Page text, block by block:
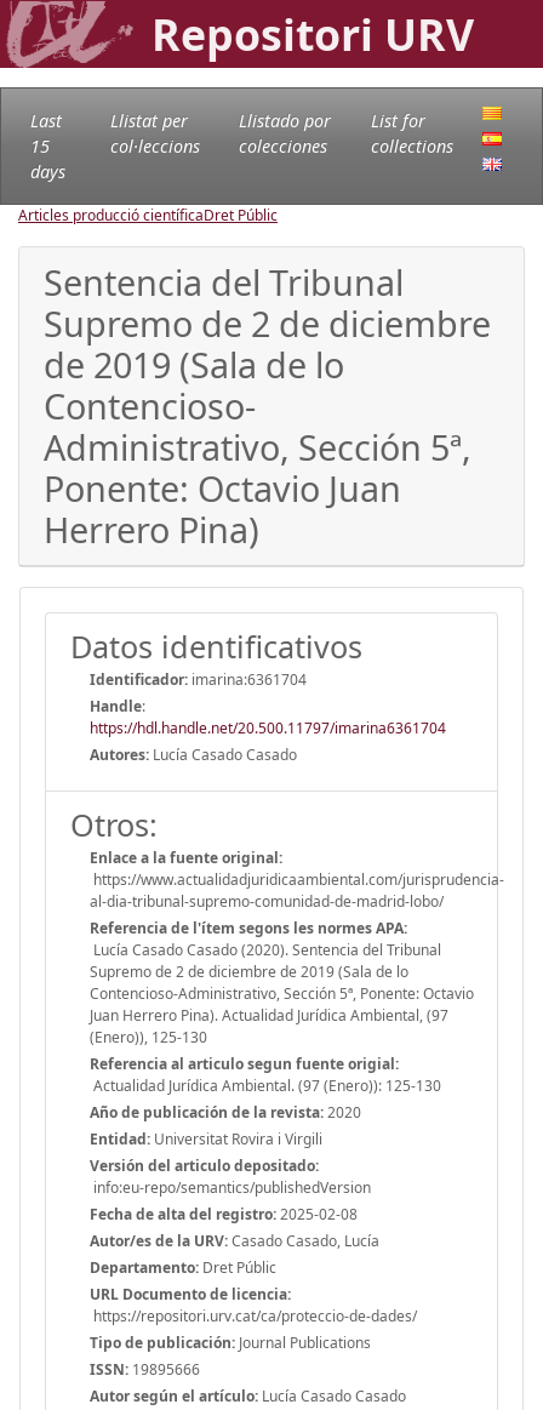
Repositori URV
Last
15
days
Llistat per
col·leccions
Llistado por
colecciones
List for
collections
Articles producció científicaDret Públic
Sentencia del Tribunal
Supremo de 2 de diciembre
de 2019 (Sala de lo
Contencioso-
Administrativo, Sección 5ª,
Ponente: Octavio Juan
Herrero Pina)
Datos identificativos
Identificador: imarina:6361704
Handle:
https://hdl.handle.net/20.500.11797/imarina6361704
Autores: Lucía Casado Casado
Otros:
Enlace a la fuente original:
https://www.actualidadjuridicaambiental.com/jurisprudencia-
al-dia-tribunal-supremo-comunidad-de-madrid-lobo/
Referencia de l'ítem segons les normes APA:
Lucía Casado Casado (2020). Sentencia del Tribunal
Supremo de 2 de diciembre de 2019 (Sala de lo
Contencioso-Administrativo, Sección 5ª, Ponente: Octavio
Juan Herrero Pina). Actualidad Jurídica Ambiental, (97
(Enero)), 125-130
Referencia al articulo segun fuente origial:
Actualidad Jurídica Ambiental. (97 (Enero)): 125-130
Año de publicación de la revista:2020
Entidad: Universitat Rovira i Virgili
Versión del articulo depositado:
info:eu-repo/semantics/publishedVersion
Fecha de alta del registro:2025-02-08
Autor/es de la URV:Casado Casado, Lucía
Departamento: Dret Públic
URL Documento de licencia:
https://repositori.urv.cat/ca/proteccio-de-dades/
Tipo de publicación: Journal Publications
ISSN: 19895666
Autor según el artículo: Lucía Casado Casado